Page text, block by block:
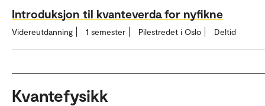
Introduksjon til kvanteverda for nyfikne
Videreutdanning 1 semester Pilestredet i Oslo Deltid
Kvantefysikk